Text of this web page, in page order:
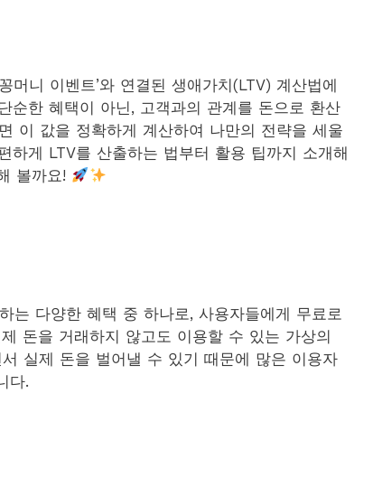
머니 이벤트’와 연결된 생애가치(LTV) 계산법에
순한 혜택이 아닌, 고객과의 관계를 돈으로 환산
이 값을 정확하게 계산하여 나만의 전략을 세울
하게 LTV를 산출하는 법부터 활용 팁까지 소개해
볼까요!
는 다양한 혜택 중 하나로, 사용자들에게 무료로
돈을 거래하지 않고도 이용할 수 있는 가상의
실제 돈을 벌어낼 수 있기 때문에 많은 이용자
다.